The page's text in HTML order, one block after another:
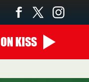
ON KISS